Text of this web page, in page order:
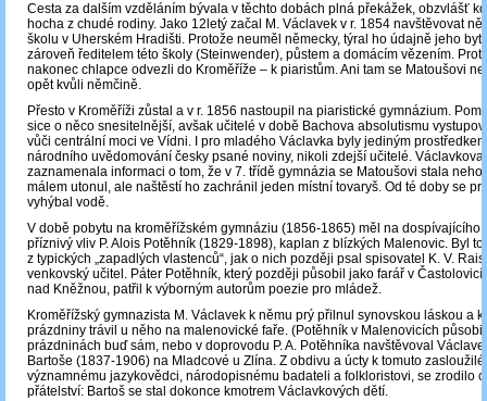
Cesta za dalším vzděláním bývala v těchto dobách plná překážek, obzvlášť
hocha z chudé rodiny. Jako 12letý začal M. Václavek v r. 1854 navštěvovat
školu v Uherském Hradišti. Protože neuměl německy, týral ho údajně jeho
zároveň ředitelem této školy (Steinwender), půstem a domácím vězením.
nakonec chlapce odvezli do Kroměříže – k piaristům. Ani tam se Matoušovi
opět kvůli němčině.
Přesto v Kroměříži zůstal a v r. 1856 nastoupil na piaristické gymnázium.
sice o něco snesitelnější, avšak učitelé v době Bachova absolutismu
vůči centrální moci ve Vídni. I pro mladého Václavka byly jediným
národního uvědomování česky psané noviny, nikoli zdejší učitelé.
zaznamenala informaci o tom, že v 7. třídě gymnázia se Matoušovi stala
málem utonul, ale naštěstí ho zachránil jeden místní tovaryš. Od té doby se
vyhýbal vodě.
V době pobytu na kroměřížském gymnáziu (1856-1865) měl na dospívajícího
příznivý vliv P. Alois Potěhník (1829-1898), kaplan z blízkých Malenovic. Byl
z typických „zapadlých vlastenců“, jak o nich později psal spisovatel K. V.
venkovský učitel. Páter Potěhník, který později působil jako farář v
nad Kněžnou, patřil k výborným autorům poezie pro mládež.
Kroměřížský gymnazista M. Václavek k němu prý přilnul synovskou láskou a
prázdniny trávil u něho na malenovické faře. (Potěhník v Malenovicích
prázdninách buď sám, nebo v doprovodu P. A. Potěhníka navštěvoval
Bartoše (1837-1906) na Mladcové u Zlína. Z obdivu a úcty k tomuto
významnému jazykovědci, národopisnému badateli a folkloristovi, se zrodilo
přátelství: Bartoš se stal dokonce kmotrem Václavkových dětí.